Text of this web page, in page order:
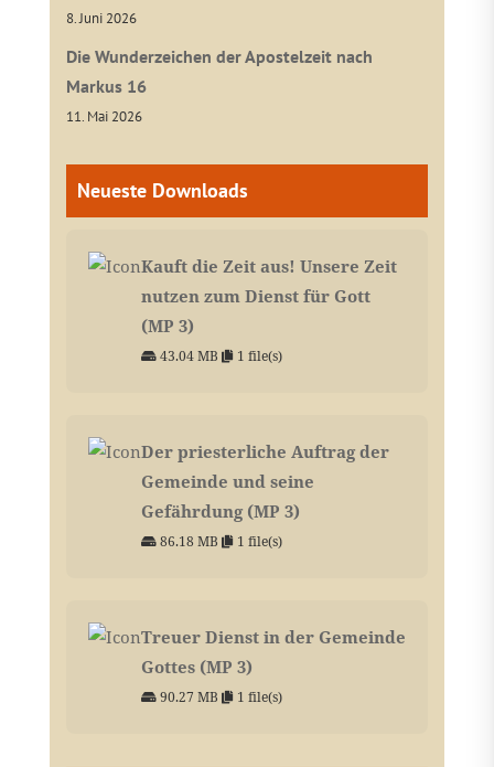
8. Juni 2026
Die Wunderzeichen der Apostelzeit nach
Markus 16
11. Mai 2026
Neueste Downloads
Kauft die Zeit aus! Unsere Zeit
nutzen zum Dienst für Gott
(MP 3)
43.04 MB 1 file(s)
Der priesterliche Auftrag der
Gemeinde und seine
Gefährdung (MP 3)
86.18 MB 1 file(s)
Treuer Dienst in der Gemeinde
Gottes (MP 3)
90.27 MB 1 file(s)